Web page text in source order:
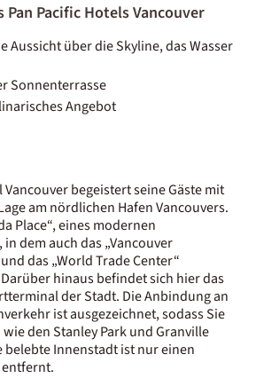
Pacific Hotels Vancouver
Aussicht über die Skyline, das Wasser
Sonnenterrasse
Angebot
Vancouver begeistert seine Gäste mit
am nördlichen Hafen Vancouvers.
Place“, eines modernen
dem auch das „Vancouver
das „World Trade Center“
hinaus befindet sich hier das
der Stadt. Die Anbindung an
ist ausgezeichnet, sodass Sie
den Stanley Park und Granville
belebte Innenstadt ist nur einen